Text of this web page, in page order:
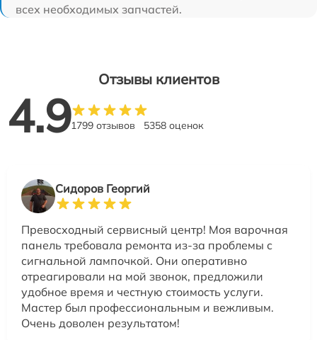
всех необходимых запчастей.
Отзывы клиентов
4.91799 отзывов 5358 оценок
Сидоров Георгий
Превосходный сервисный центр! Моя варочная
панель требовала ремонта из-за проблемы с
сигнальной лампочкой. Они оперативно
отреагировали на мой звонок, предложили
удобное время и честную стоимость услуги.
Мастер был профессиональным и вежливым.
Очень доволен результатом!